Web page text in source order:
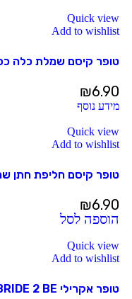
Quick view
Add to wishlist
טופר קיסם שמלת כלה
₪6.90
מידע נוסף
Quick view
Add to wishlist
טופר קיסם חליפת חתן
₪6.90
הוספה לסל
Quick view
Add to wishlist
טופר אקרילי BRIDE 2 BE זהב